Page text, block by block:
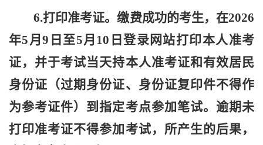
6.打印准考证。缴费成功的考生，在2026
年5月9日至5月10日登录网站打印本人准考
证，并于考试当天持本人准考证和有效居民
身份证（过期身份证、身份证复印件不得作
为参考证件）到指定考点参加笔试。逾期未
打印准考证不得参加考试，所产生的后果，